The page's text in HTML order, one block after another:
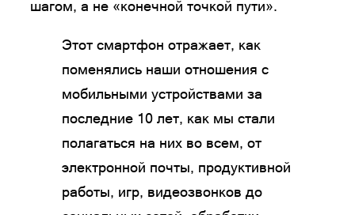
шагом, а не «конечной точкой пути».
Этот смартфон отражает, как
поменялись наши отношения с
мобильными устройствами за
последние 10 лет, как мы стали
полагаться на них во всем, от
электронной почты, продуктивной
работы, игр, видеозвонков до